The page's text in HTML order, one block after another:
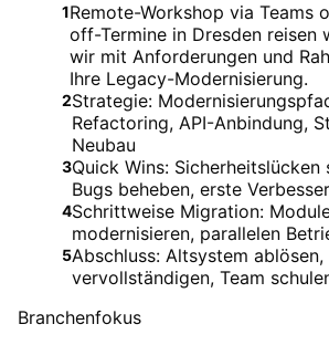
1Remote-Workshop via Teams
off-Termine in Dresden reisen
wir mit Anforderungen und
Ihre Legacy-Modernisierung.
2Strategie:
Refactoring, API-Anbindung,
Neubau
3Quick Wins:
Bugs beheben, erste
4Schrittweise Migration:
modernisieren, parallelen
5Abschluss: Altsystem
vervollständigen, Team
Branchenfokus